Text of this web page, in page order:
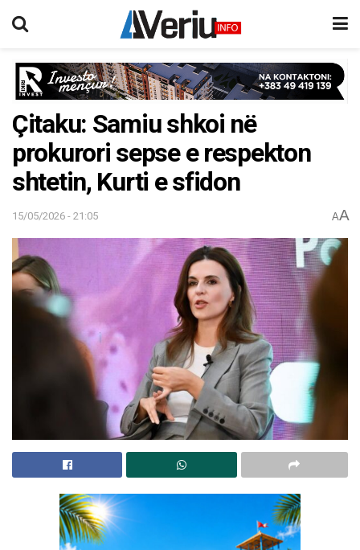
Çitaku: Samiu shkoi në
prokurori sepse e respekton
shtetin, Kurti e sfidon
15/05/2026 - 21:05 AA